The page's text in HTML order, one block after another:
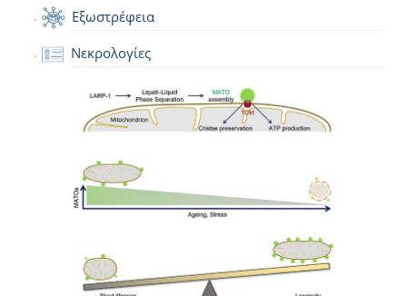
Εξωστρέφεια
Νεκρολογίες